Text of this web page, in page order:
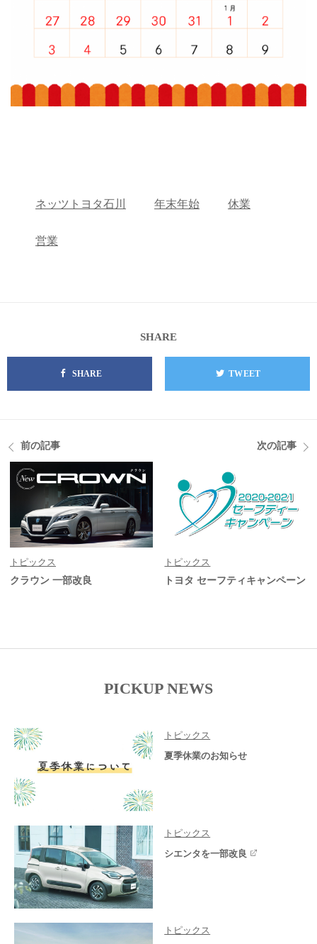
ネッツトヨタ石川 年末年始 休業
営業
SHARE
SHARE TWEET
前の記事
トピックス
クラウン 一部改良
次の記事
トピックス
トヨタ セーフティキャンペーン
PICKUP NEWS
トピックス
夏季休業のお知らせ
トピックス
シエンタを一部改良
トピックス